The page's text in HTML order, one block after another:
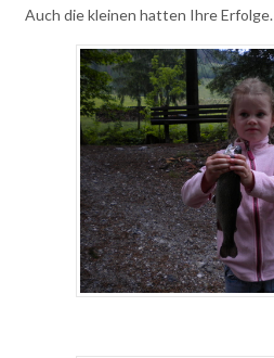
Auch die kleinen hatten Ihre Erfolge.